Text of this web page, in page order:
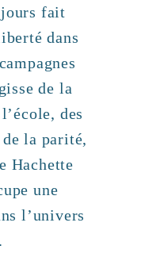
fait
dans
de la
des
la parité,
Hachette
une
l’univers